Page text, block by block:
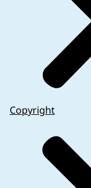
Copyright